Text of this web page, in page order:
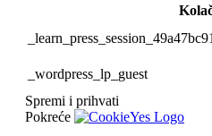
_wordpress_lp_guest
Spremi i prihvati
Pokreće